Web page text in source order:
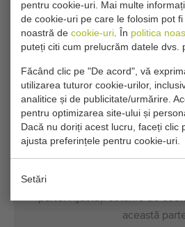
pentru cookie-uri. Mai multe
de cookie-uri pe care le folosim pot
noastră de cookie-uri . În politica
puteți citi cum prelucrăm datele dvs.
Făcând clic pe "De acord", vă
utilizarea tuturor cookie-urilor,
analitice și de publicitate/urmărire.
pentru optimizarea site-ului și
Dacă nu doriți acest lucru, faceți clic
ajusta preferințele pentru cookie-uri.
Setări
Condiții generale Procesul
Din pacate, acest Forma pat
fost acum vandut.
Doriți să fiți informat când devine
format straturi comparabil?
Setările dvs. actuale de
parte. Ajustați setările de
această